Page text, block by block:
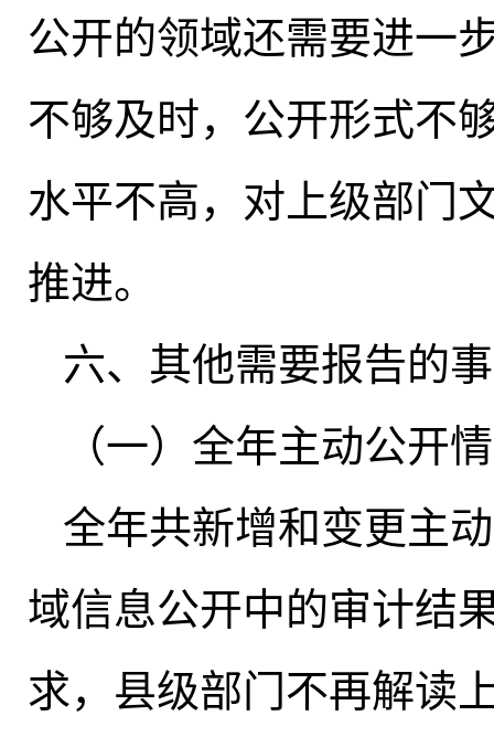
公开的领域还需要进一
不够及时，公开形式不
水平不高，对上级部门
推进。
六、其他需要报告的
（一）全年主动公开
全年共新增和变更主
域信息公开中的审计结
求， 县级部门不再解读